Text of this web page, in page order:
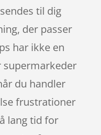
til dig
der passer
har ikke en
supermarkeder
du handler
frustrationer
lang tid for